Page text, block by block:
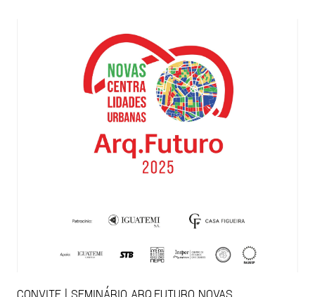
CONVITE | SEMINÁRIO ARQ.FUTURO NOVAS